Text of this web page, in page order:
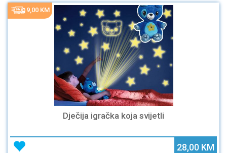
9,00 KM
Dječija igračka koja svijetli
28,00 KM